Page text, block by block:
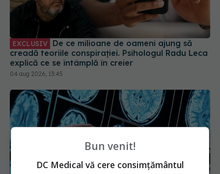
EXCLUSIV De ce milioane de oameni ajung să
creadă teoriile conspirației. Psihologul Radu Leca
explică ce se întâmplă în creier
04 aug 2026, 13:45
Bun venit!
DC Medical vă cere consimțământul